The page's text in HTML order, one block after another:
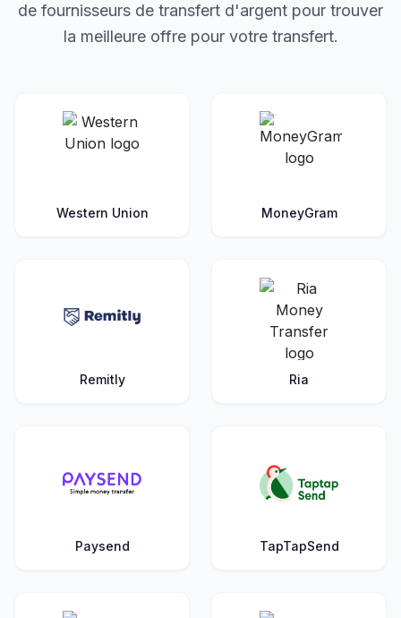
de fournisseurs de transfert d'argent pour trouver
la meilleure offre pour votre transfert.
Western Union MoneyGram
Remitly Ria
Paysend TapTapSend